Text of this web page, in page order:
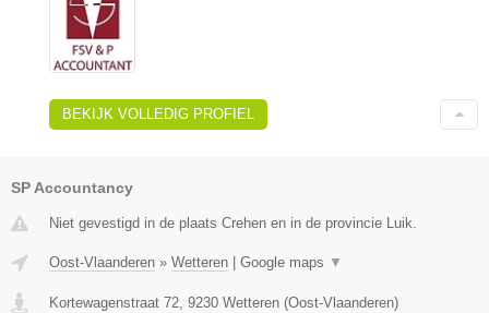
BEKIJK VOLLEDIG PROFIEL
SP Accountancy
Niet gevestigd in de plaats Crehen en in de provincie Luik.
Oost-Vlaanderen » Wetteren Google maps ▼
Kortewagenstraat 72, 9230 Wetteren (Oost-Vlaanderen)